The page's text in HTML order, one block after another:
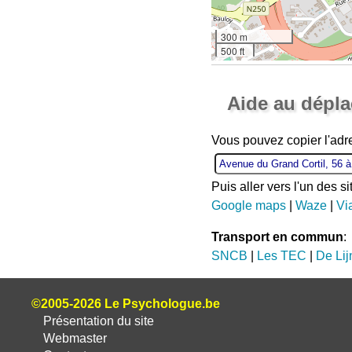
300 m
500 ft
Aide au
Vous pouvez copier
Puis aller vers l'un des
Google maps| Waze|
Transport en commun:
SNCB
Les TEC De
©2005-2026 Le Psychologue.be
Présentation du site
Webmaster